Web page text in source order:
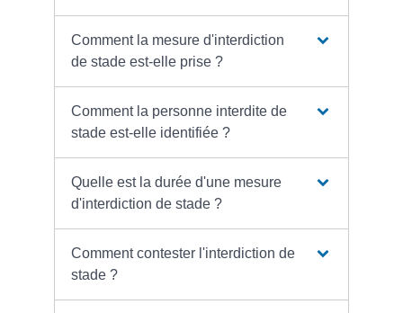
Comment la mesure d'interdiction
de stade est-elle prise ?
Comment la personne interdite de
stade est-elle identifiée ?
Quelle est la durée d'une mesure
d'interdiction de stade ?
Comment contester l'interdiction de
stade ?